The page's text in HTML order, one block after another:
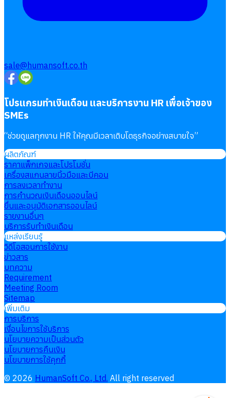
sale@humansoft.co.th
โปรแกรมทำเงินเดือน และบริการงาน HR เพื่อเจ้าของ
SMEs
“ช่วยดูแลทุกงาน HR ให้คุณมีเวลาเติบโตธุรกิจอย่างสบายใจ”
ผลิตภัณฑ์
ราคาแพ็กเกจและโปรโมชั่น
เครื่องสแกนลายนิ้วมือและบีคอน
การลงเวลาทำงาน
การคำนวณเงินเดือนออนไลน์
ยื่นและอนุมัติเอกสารออนไลน์
รายงานอื่นๆ
บริการรับทำเงินเดือน
แหล่งเรียนรู้
วิดีโอสอนการใช้งาน
ข่าวสาร
บทความ
Requirement
Meeting Room
Sitemap
เพิ่มเติม
การบริการ
เงื่อนไขการใช้บริการ
นโยบายความเป็นส่วนตัว
นโยบายการคืนเงิน
นโยบายการใช้คุกกี้
© 2026 HumanSoft Co., Ltd. All right reserved